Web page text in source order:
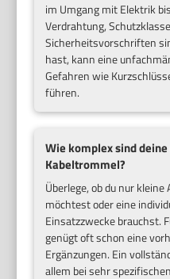
im Umgang mit Elektrik
Verdrahtung,
Sicherheitsvorschriften
hast, kann eine
Gefahren wie
führen.
Wie komplex sind
Kabeltrommel?
Überlege, ob du nur
möchtest oder eine
Einsatzzwecke brauchst.
genügt oft schon eine
Ergänzungen. Ein
allem bei sehr